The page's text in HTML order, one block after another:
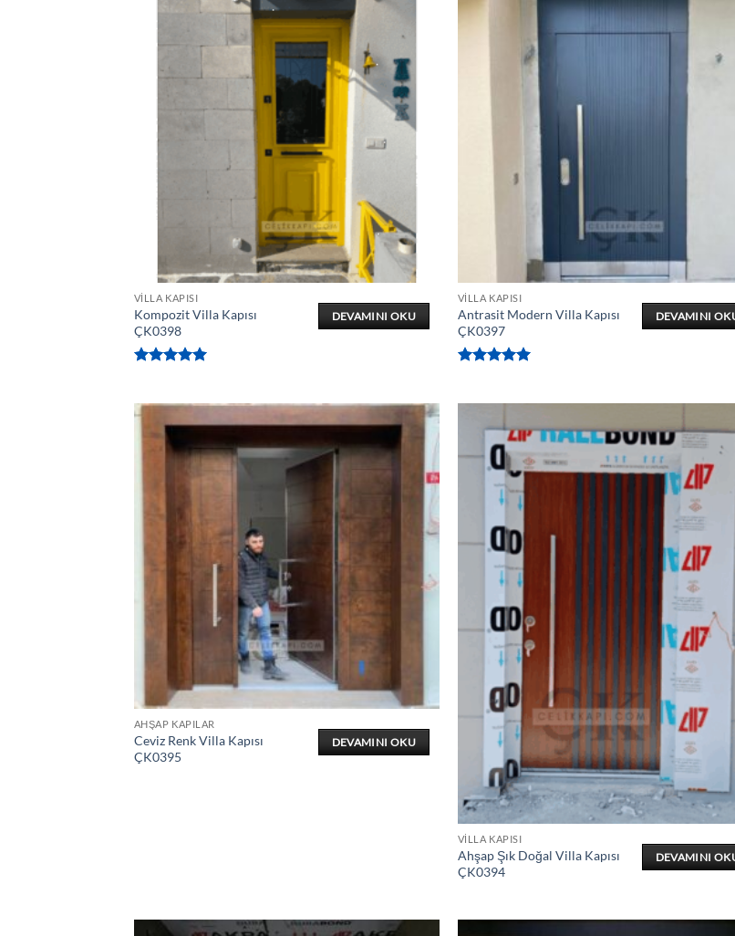
VILLA KAPISI
Kompozit Villa Kapısı
ÇK0398
DEVAMINI OKU
VILLA KAPISI
Antrasit Modern Villa Kapısı
ÇK0397
DEVAMINI
AHŞAP KAPILAR
Ceviz Renk Villa Kapısı
ÇK0395
DEVAMINI OKU
VILLA KAPISI
Ahşap Şık Doğal Villa Kapısı
ÇK0394
DEVAMINI